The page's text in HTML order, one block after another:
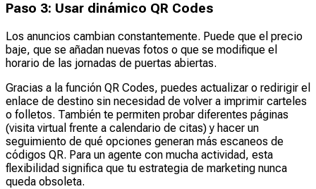
Paso 3: Usar dinámico QR Codes
Los anuncios cambian constantemente. Puede que el precio
baje, que se añadan nuevas fotos o que se modifique el
horario de las jornadas de puertas abiertas.
Gracias a la función QR Codes, puedes actualizar o redirigir el
enlace de destino sin necesidad de volver a imprimir carteles
o folletos. También te permiten probar diferentes páginas
(visita virtual frente a calendario de citas) y hacer un
seguimiento de qué opciones generan más escaneos de
códigos QR. Para un agente con mucha actividad, esta
flexibilidad significa que tu estrategia de marketing nunca
queda obsoleta.